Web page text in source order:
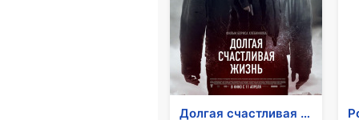
Долгая счастливая жизнь